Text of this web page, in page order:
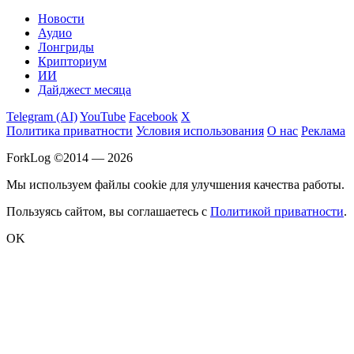
Новости
Аудио
Лонгриды
Крипториум
ИИ
Дайджест месяца
Telegram (AI)YouTube Facebook X
Политика приватности Условия использования О нас Реклама
ForkLog ©2014 — 2026
Мы используем файлы cookie для улучшения качества работы.
Пользуясь сайтом, вы соглашаетесь с Политикой приватности.
OK